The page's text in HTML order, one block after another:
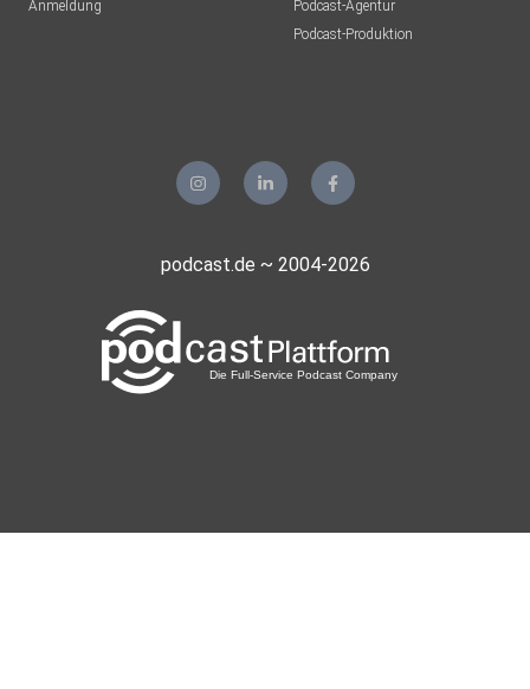
Anmeldung
Podcast-Agentur
Podcast-Produktion
podcast.de ~ 2004-2026